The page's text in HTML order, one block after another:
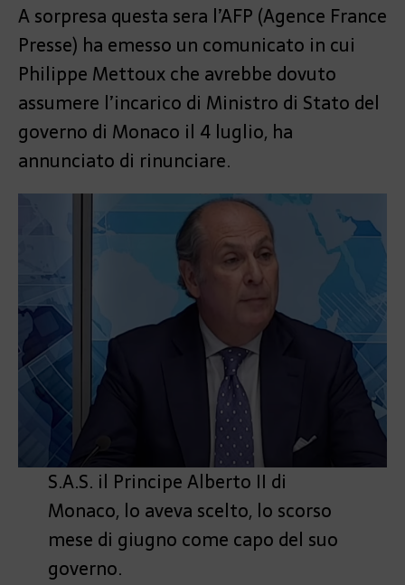
A sorpresa questa sera l’AFP (Agence France
Presse) ha emesso un comunicato in cui
Philippe Mettoux che avrebbe dovuto
assumere l’incarico di Ministro di Stato del
governo di Monaco il 4 luglio, ha
annunciato di rinunciare.
S.A.S. il Principe Alberto II di
Monaco, lo aveva scelto, lo scorso
mese di giugno come capo del suo
governo.